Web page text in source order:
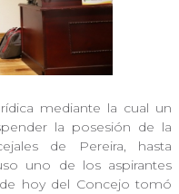
mediante la cual un
la posesión de la
de Pereira, hasta
uno de los aspirantes
hoy del Concejo tomó